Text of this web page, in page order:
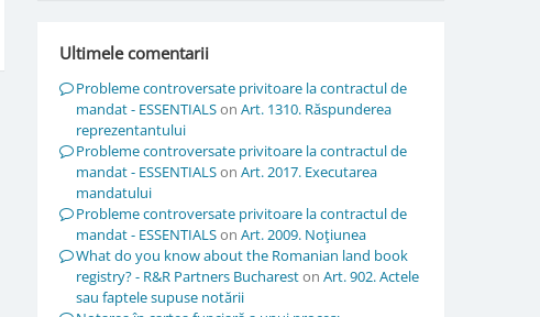
Ultimele comentarii
Probleme controversate privitoare la contractul de
mandat - ESSENTIALSon Art. 1310. Răspunderea
reprezentantului
Probleme controversate privitoare la contractul de
mandat - ESSENTIALSon Art. 2017. Executarea
mandatului
Probleme controversate privitoare la contractul de
mandat - ESSENTIALSon Art. 2009. Noţiunea
What do you know about the Romanian land book
registry? - R&R Partners Buchareston Art. 902. Actele
sau faptele supuse notării